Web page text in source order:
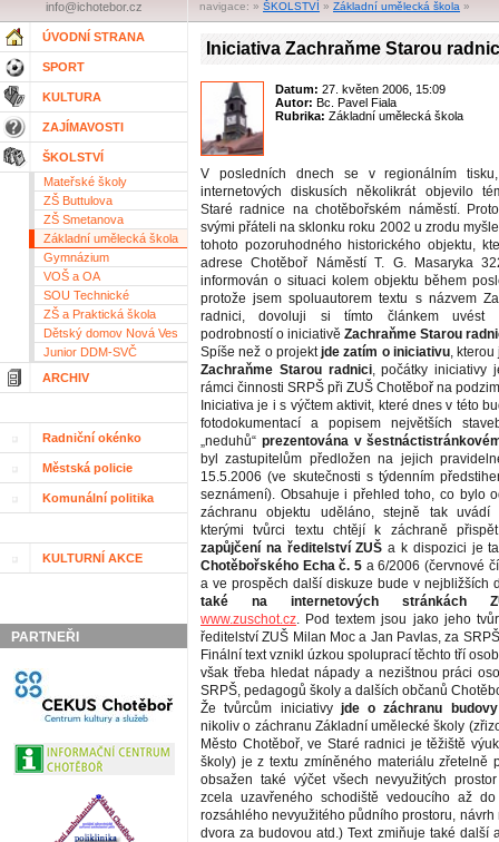
navigace: » ŠKOLSTVÍ » Základní umělecká škola »
info@ichotebor.cz
ÚVODNÍ STRANA
SPORT
KULTURA
ZAJÍMAVOSTI
ŠKOLSTVÍ
Mateřské školy
ZŠ Buttulova
ZŠ Smetanova
Základní umělecká škola
Gymnázium
VOŠ a OA
SOU Technické
ZŠ a Praktická škola
Dětský domov Nová Ves
Junior DDM-SVČ
ARCHIV
Radniční okénko
Městská policie
Komunální politika
KULTURNÍ AKCE
PARTNEŘI
Iniciativa Zachraňme Starou
Datum: 27. květen 2006, 15:09
Autor: Bc. Pavel Fiala
Rubrika: Základní umělecká škola
V posledních dnech se v regionálním
internetových diskusích několikrát objevilo
Staré radnice na chotěbořském náměstí.
svými přáteli na sklonku roku 2002 u zrodu
tohoto pozoruhodného historického objektu,
adrese Chotěboř Náměstí T. G. Masaryka
informován o situaci kolem objektu během
protože jsem spoluautorem textu s názvem
radnici, dovoluji si tímto článkem uvést
podrobností o iniciativě Zachraňme Starou
Spíše než o projektjde zatím o iniciativu, kterou
Zachraňme Starou radnici, počátky iniciativy
rámci činnosti SRPŠ při ZUŠ Chotěboř na
Iniciativa je i s výčtem aktivit, které dnes v této
fotodokumentací a popisem největších
„neduhů“ prezentována v
byl zastupitelům předložen na jejich
15.5.2006 (ve skutečnosti s týdenním
seznámení). Obsahuje i přehled toho, co bylo
záchranu objektu uděláno, stejně tak uvádí
kterými tvůrci textu chtějí k záchraně
zapůjčení na ředitelství ZUŠ a k dispozici je
Chotěbořského Echa č. 5 a 6/2006 (červnové
a ve prospěch další diskuze bude v nejbližších
také na internetových stránkách
www.zuschot.cz. Pod textem jsou jako jeho
ředitelství ZUŠ Milan Moc a Jan Pavlas, za
Finální text vznikl úzkou spoluprací těchto tří
však třeba hledat nápady a nezištnou práci
SRPŠ, pedagogů školy a dalších občanů
Že tvůrcům iniciativy jde o záchranu
nikoliv o záchranu Základní umělecké školy
Město Chotěboř, ve Staré radnici je těžiště
školy) je z textu zmíněného materiálu zřetelně
obsažen také výčet všech nevyužitých
zcela uzavřeného schodiště vedoucího až
rozsáhlého nevyužitého půdního prostoru, návrh
dvora za budovou atd.) Text zmiňuje také další